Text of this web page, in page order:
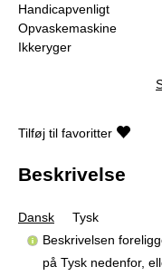
Handicapvenligt
Opvaskemaskine
Ikkeryger
Tilføj til favoritter
Beskrivelse
Dansk
Tysk
Beskrivelsen
på Tysk nedenfor,